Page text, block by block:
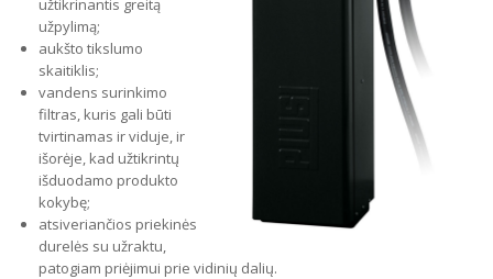
užtikrinantis greitą
užpylimą;
aukšto tikslumo
skaitiklis;
vandens surinkimo
filtras, kuris gali būti
tvirtinamas ir viduje, ir
išorėje, kad užtikrintų
išduodamo produkto
kokybę;
atsiveriančios priekinės
durelės su užraktu,
patogiam priėjimui prie vidinių dalių.